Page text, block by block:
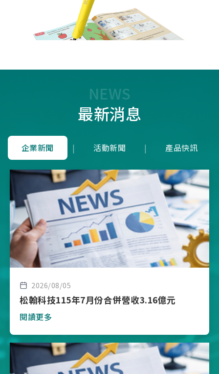
NEWS
最新消息
企業新聞 | 活動新聞 | 產品快訊
2026/08/05
松翰科技115年7月份合併營收3.16億元
閱讀更多